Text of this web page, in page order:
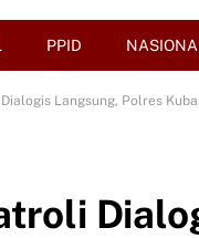
PPID
Langsung, Polres